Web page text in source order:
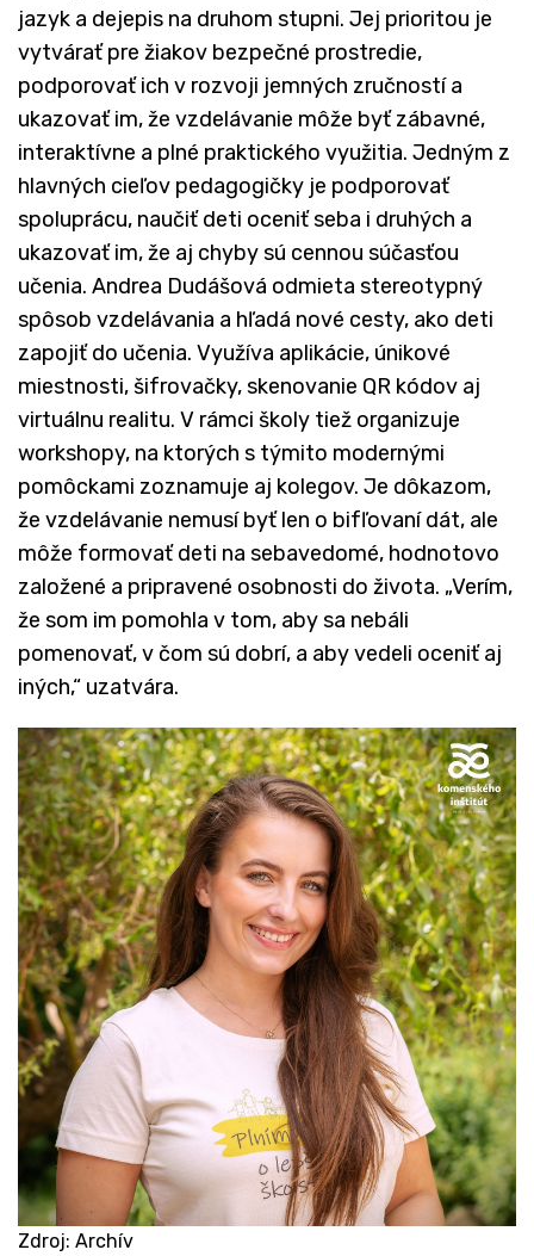
jazyk a dejepis na druhom stupni. Jej prioritou je
vytvárať pre žiakov bezpečné prostredie,
podporovať ich v rozvoji jemných zručností a
ukazovať im, že vzdelávanie môže byť zábavné,
interaktívne a plné praktického využitia. Jedným z
hlavných cieľov pedagogičky je podporovať
spoluprácu, naučiť deti oceniť seba i druhých a
ukazovať im, že aj chyby sú cennou súčasťou
učenia. Andrea Dudášová odmieta stereotypný
spôsob vzdelávania a hľadá nové cesty, ako deti
zapojiť do učenia. Využíva aplikácie, únikové
miestnosti, šifrovačky, skenovanie QR kódov aj
virtuálnu realitu. V rámci školy tiež organizuje
workshopy, na ktorých s týmito modernými
pomôckami zoznamuje aj kolegov. Je dôkazom,
že vzdelávanie nemusí byť len o bifľovaní dát, ale
môže formovať deti na sebavedomé, hodnotovo
založené a pripravené osobnosti do života. „Verím,
že som im pomohla v tom, aby sa nebáli
pomenovať, v čom sú dobrí, a aby vedeli oceniť aj
iných,“ uzatvára.
Zdroj: Archív